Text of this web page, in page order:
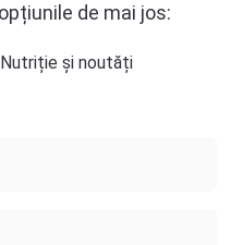
de mai jos:
Nutriție și noutăți